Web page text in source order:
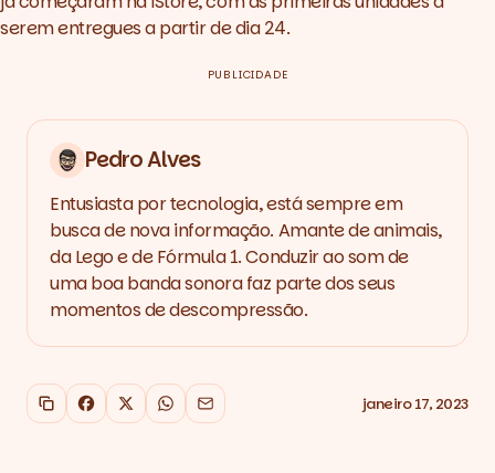
serem entregues a partir de dia 24.
PUBLICIDADE
Pedro Alves
Entusiasta por tecnologia, está sempre em
busca de nova informação. Amante de animais,
da Lego e de Fórmula 1. Conduzir ao som de
uma boa banda sonora faz parte dos seus
momentos de descompressão.
Copiar link
Facebook
X WhatsApp
Email janeiro 17, 2023